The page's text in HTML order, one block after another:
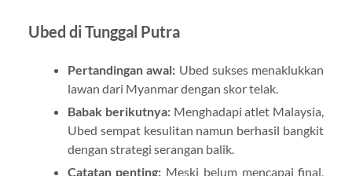
Ubed di Tunggal Putra
Pertandingan awal: Ubed sukses menaklukkan
lawan dari Myanmar dengan skor telak.
Babak berikutnya:Menghadapi atlet Malaysia,
Ubed sempat kesulitan namun berhasil bangkit
dengan strategi serangan balik.
Catatan penting: Meski belum mencapai final,